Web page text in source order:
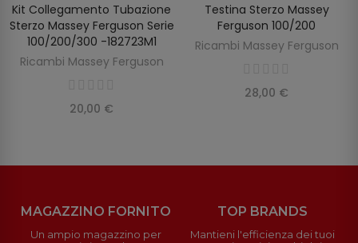
SCOPRIRE
Kit Collegamento Tubazione
Sterzo Massey Ferguson Serie
100/200/300 -182723M1
Ricambi Massey Ferguson
20,00 €
AGGIUNGI AL CARRELLO
Testina Sterzo Massey
Ferguson 100/200
Ricambi Massey Ferguson
28,00 €
MAGAZZINO FORNITO
Un ampio magazzino per
TOP BRANDS
Mantieni l'efficienza dei tuoi